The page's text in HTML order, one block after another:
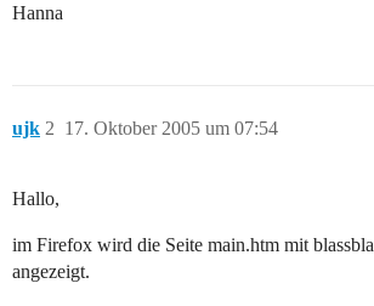
Hanna
ujk 17. Oktober 2005 um 07:54
2
Hallo,
im Firefox wird die Seite main.htm mit
angezeigt.